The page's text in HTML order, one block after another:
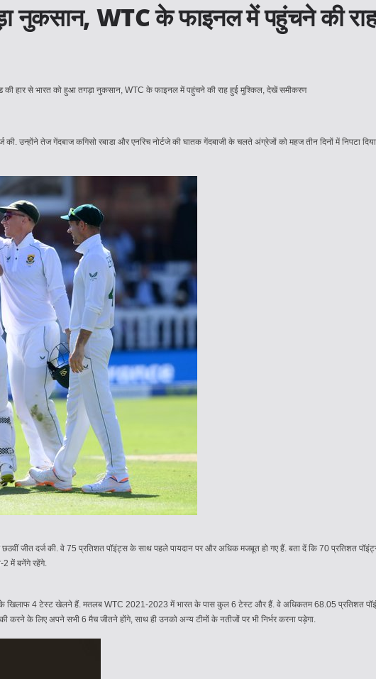
नुकसान, WTC के फाइनल में पहुंचने की
उन्होंने तेज गेंदबाज कगिसो रबाडा और एनरिच नोर्टजे की घातक गेंदबाजी के चलते अंग्रेजों को महज तीन दिनों में निपटा
जीत दर्ज की. वे 75 प्रतिशत पॉइंट्स के साथ पहले पायदान पर और अधिक मजबूत हो गए हैं. बता दें कि 70 प्रतिशत
2 में बनेंगे रहेंगे.
के खिलाफ 4 टेस्ट खेलने हैं. मतलब WTC 2021-2023 में भारत के पास कुल 6 टेस्ट और हैं. वे अधिकतम 68.05 प्रतिशत
करने के लिए अपने सभी 6 मैच जीतने होंगे, साथ ही उनको अन्य टीमों के नतीजों पर भी निर्भर करना पड़ेगा.